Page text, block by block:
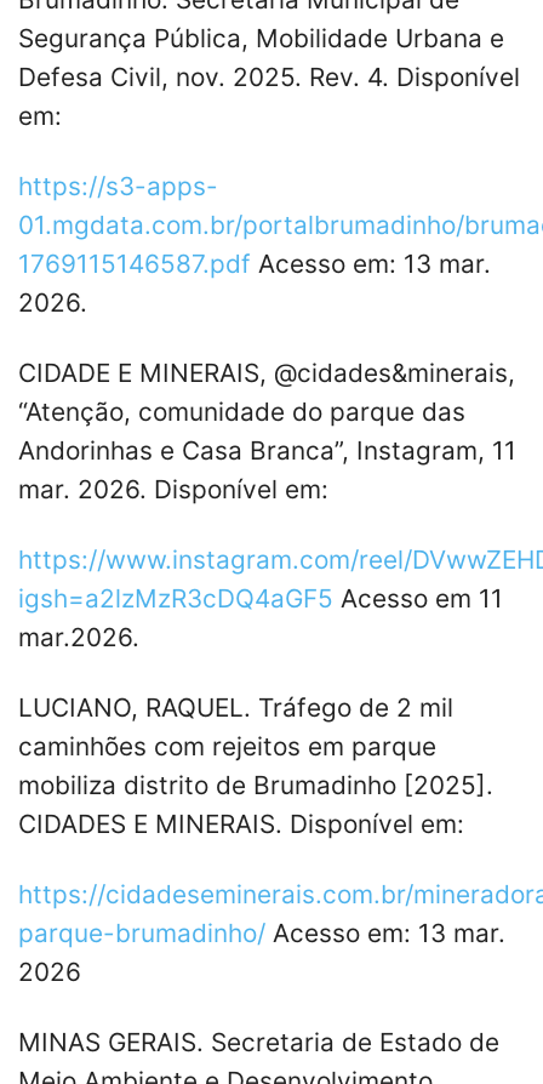
Segurança Pública, Mobilidade Urbana e
Defesa Civil, nov. 2025. Rev. 4. Disponível
em:
https://s3-apps-
01.mgdata.com.br/portalbrumadinho/
1769115146587.pdf Acesso em: 13 mar.
2026.
CIDADE E MINERAIS, @cidades&minerais,
“Atenção, comunidade do parque das
Andorinhas e Casa Branca”, Instagram, 11
mar. 2026. Disponível em:
https://www.instagram.com/reel/
igsh=a2lzMzR3cDQ4aGF5 Acesso em 11
mar.2026.
LUCIANO, RAQUEL. Tráfego de 2 mil
caminhões com rejeitos em parque
mobiliza distrito de Brumadinho [2025].
CIDADES E MINERAIS. Disponível em:
https://cidadeseminerais.com.br/
parque-brumadinho/ Acesso em: 13 mar.
2026
MINAS GERAIS. Secretaria de Estado de